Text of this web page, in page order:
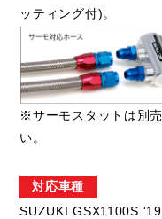
ッティング付)。
※サーモスタットは別売
い。
対応車種
SUZUKI GSX1100S